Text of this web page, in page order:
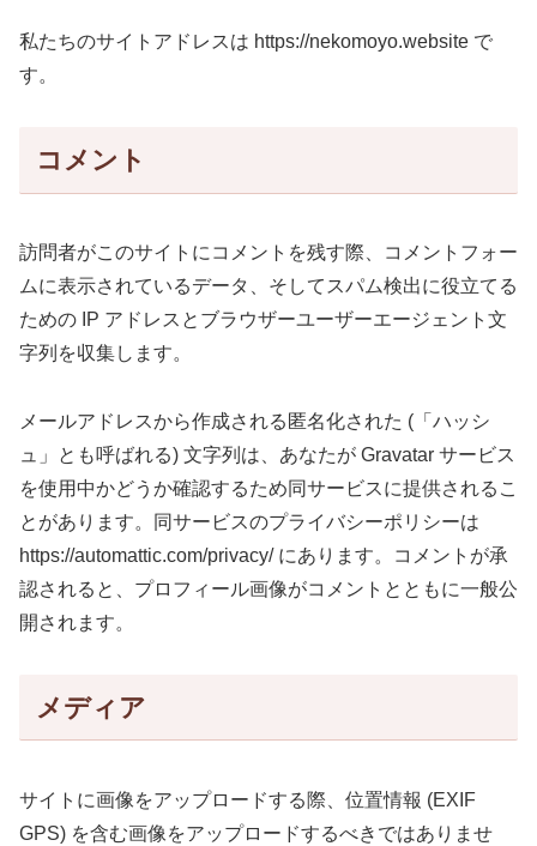
私たちのサイトアドレスは https://nekomoyo.website で
す。
コメント
訪問者がこのサイトにコメントを残す際、コメントフォー
ムに表示されているデータ、そしてスパム検出に役立てる
ための IP アドレスとブラウザーユーザーエージェント文
字列を収集します。
メールアドレスから作成される匿名化された (「ハッシ
ュ」とも呼ばれる) 文字列は、あなたが Gravatar サービス
を使用中かどうか確認するため同サービスに提供されるこ
とがあります。同サービスのプライバシーポリシーは
https://automattic.com/privacy/ にあります。コメントが承
認されると、プロフィール画像がコメントとともに一般公
開されます。
メディア
サイトに画像をアップロードする際、位置情報 (EXIF
GPS) を含む画像をアップロードするべきではありませ